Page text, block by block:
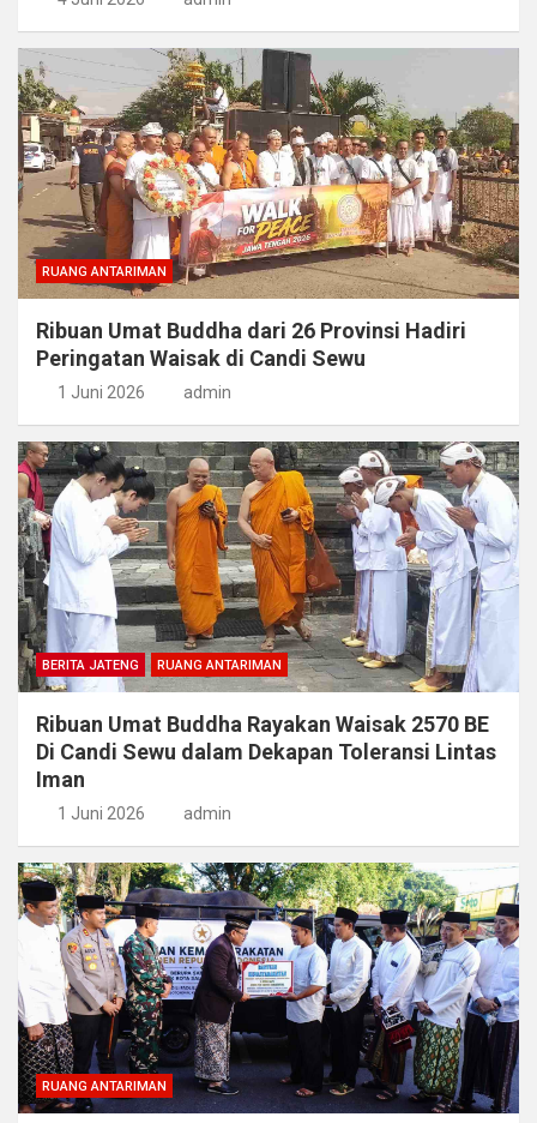
RUANG ANTARIMAN
Ribuan Umat Buddha dari 26 Provinsi Hadiri
Peringatan Waisak di Candi Sewu
1 Juni 2026 admin
BERITA JATENG RUANG ANTARIMAN
Ribuan Umat Buddha Rayakan Waisak 2570 BE
Di Candi Sewu dalam Dekapan Toleransi Lintas
Iman
1 Juni 2026 admin
RUANG ANTARIMAN